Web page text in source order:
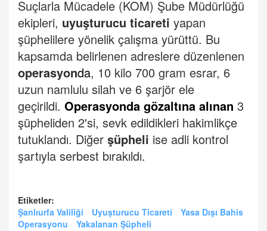
Suçlarla Mücadele (KOM) Şube Müdürlüğü
ekipleri, uyuşturucu ticareti yapan
şüphelilere yönelik çalışma yürüttü. Bu
kapsamda belirlenen adreslere düzenlenen
operasyonda, 10 kilo 700 gram esrar, 6
uzun namlulu silah ve 6 şarjör ele
geçirildi. Operasyonda gözaltına alınan 3
şüpheliden 2'si, sevk edildikleri hakimlikçe
tutuklandı. Diğer şüpheli ise adli kontrol
şartıyla serbest bırakıldı.
Etiketler:
Şanlıurfa Valiliği
Uyuşturucu Ticareti
Yasa Dışı Bahis
Operasyonu
Yakalanan Şüpheli